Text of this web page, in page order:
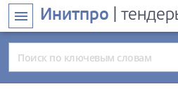
menu Инитпро |